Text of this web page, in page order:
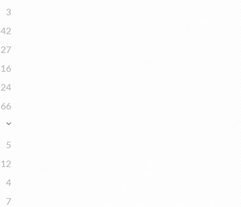
3
42
27
16
24
66
5
12
4
7